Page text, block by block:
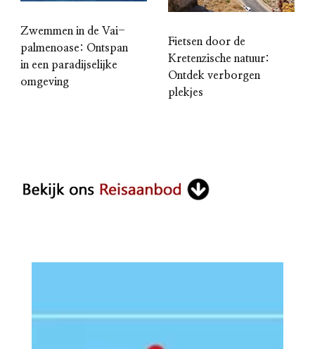
Zwemmen in de Vai-
palmenoase: Ontspan
in een paradijselijke
omgeving
Fietsen door de
Kretenzische natuur:
Ontdek verborgen
plekjes